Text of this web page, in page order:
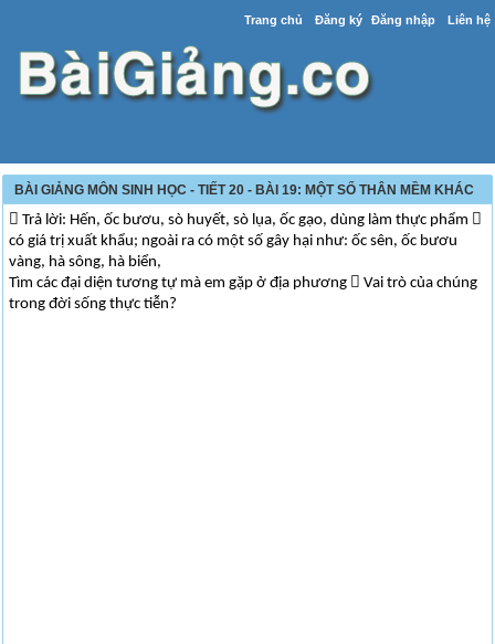
Trang chủ Đăng ký Đăng nhập Liên hệ
BÀI GIẢNG MÔN SINH HỌC - TIẾT 20 - BÀI 19: MỘT SỐ THÂN MỀM KHÁC
 Trả lời: Hến, ốc bươu, sò huyết, sò lụa, ốc gạo, dùng làm thực phẩm 
có giá trị xuất khẩu; ngoài ra có một số gây hại như: ốc sên, ốc bươu
vàng, hà sông, hà biển,
Tìm các đại diện tương tự mà em gặp ở địa phương  Vai trò của chúng
trong đời sống thực tiễn?